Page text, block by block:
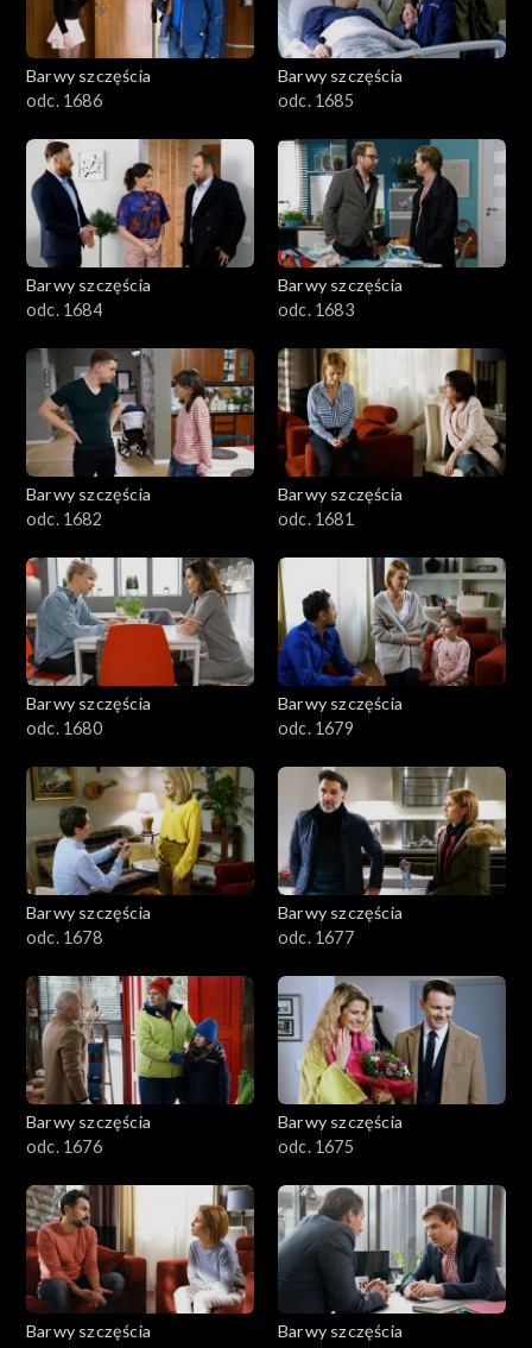
Barwy szczęścia
odc. 1686
Barwy szczęścia
odc. 1685
Barwy szczęścia
odc. 1684
Barwy szczęścia
odc. 1683
Barwy szczęścia
odc. 1682
Barwy szczęścia
odc. 1681
Barwy szczęścia
odc. 1680
Barwy szczęścia
odc. 1679
Barwy szczęścia
odc. 1678
Barwy szczęścia
odc. 1677
Barwy szczęścia
odc. 1676
Barwy szczęścia
odc. 1675
Barwy szczęścia
Barwy szczęścia